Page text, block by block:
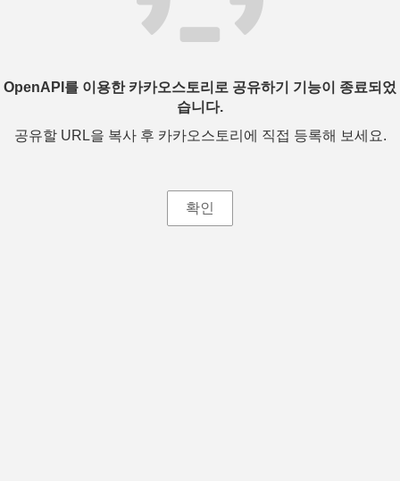
OpenAPI를 이용한 카카오스토리로 공유하기 기능이 종료되었
습니다.
공유할 URL을 복사 후 카카오스토리에 직접 등록해 보세요.
확인